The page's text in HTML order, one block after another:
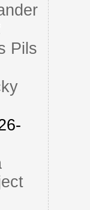
Pils